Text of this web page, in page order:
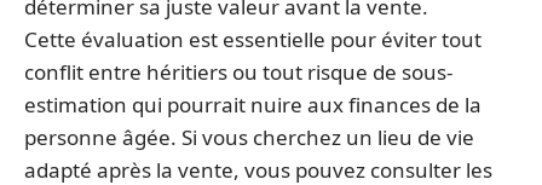
déterminer sa juste valeur avant la vente.
Cette évaluation est essentielle pour éviter tout
conflit entre héritiers ou tout risque de sous-
estimation qui pourrait nuire aux finances de la
personne âgée. Si vous cherchez un lieu de vie
adapté après la vente, vous pouvez consulter les